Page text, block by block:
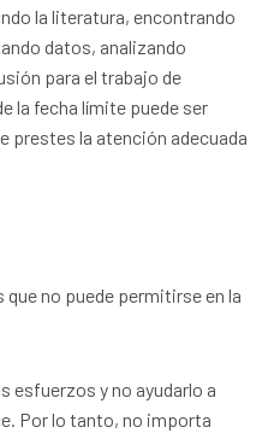
la literatura, encontrando
datos, analizando
para el trabajo de
la fecha límite puede ser
prestes la atención adecuada
no puede permitirse en la
esfuerzos y no ayudarlo a
Por lo tanto, no importa